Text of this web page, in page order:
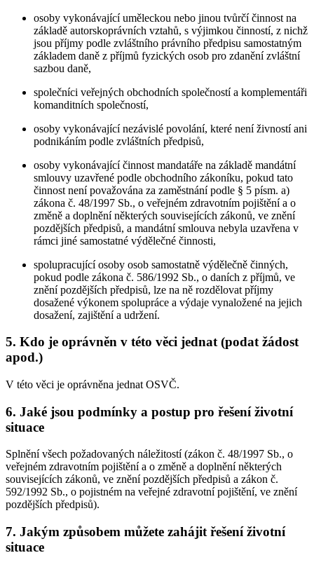
osoby vykonávající uměleckou nebo jinou tvůrčí činnost na
základě autorskoprávních vztahů, s výjimkou činností, z nichž
jsou příjmy podle zvláštního právního předpisu samostatným
základem daně z příjmů fyzických osob pro zdanění zvláštní
sazbou daně,
společníci veřejných obchodních společností a komplementáři
komanditních společností,
osoby vykonávající nezávislé povolání, které není živností ani
podnikáním podle zvláštních předpisů,
osoby vykonávající činnost mandatáře na základě mandátní
smlouvy uzavřené podle obchodního zákoníku, pokud tato
činnost není považována za zaměstnání podle § 5 písm. a)
zákona č. 48/1997 Sb., o veřejném zdravotním pojištění a o
změně a doplnění některých souvisejících zákonů, ve znění
pozdějších předpisů, a mandátní smlouva nebyla uzavřena v
rámci jiné samostatné výdělečné činnosti,
spolupracující osoby osob samostatně výdělečně činných,
pokud podle zákona č. 586/1992 Sb., o daních z příjmů, ve
znění pozdějších předpisů, lze na ně rozdělovat příjmy
dosažené výkonem spolupráce a výdaje vynaložené na jejich
dosažení, zajištění a udržení.
5. Kdo je oprávněn v této věci jednat (podat žádost
apod.)
V této věci je oprávněna jednat OSVČ.
6. Jaké jsou podmínky a postup pro řešení životní
situace
Splnění všech požadovaných náležitostí (zákon č. 48/1997 Sb., o
veřejném zdravotním pojištění a o změně a doplnění některých
souvisejících zákonů, ve znění pozdějších předpisů a zákon č.
592/1992 Sb., o pojistném na veřejné zdravotní pojištění, ve znění
pozdějších předpisů).
7. Jakým způsobem můžete zahájit řešení životní
situace